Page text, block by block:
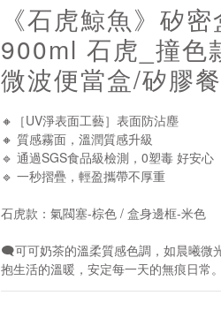
《石虎鯨魚》矽
900ml 石虎_撞色
微波便當盒/矽膠
🔸［UV淨表面工藝］表面防沾塵
🔸 質感霧面，溫潤質感升級
🔹 通過SGS食品級檢測，0塑毒 好安心
🔹 一秒摺疊，輕盈攜帶不厚重
石虎款：氣閥塞-棕色 / 盒身邊框-米色
🗨️可可奶茶的溫柔質感色調，如晨曦微
抱生活的溫暖，安定每一天的無痕日常。